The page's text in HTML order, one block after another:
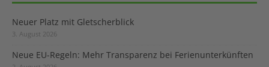
Neuer Platz mit Gletscherblick
3. August 2026
Neue EU-Regeln: Mehr Transparenz bei Ferienunterkünften